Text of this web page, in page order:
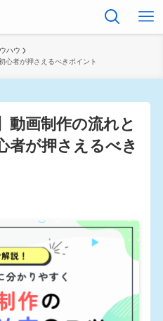
ハウ
心者が押さえるべきポイント
動画制作の流れと
者が押さえるべき